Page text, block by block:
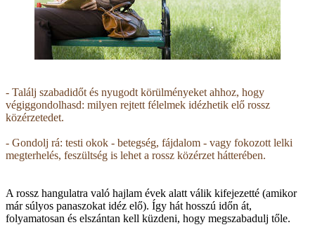
- Találj szabadidőt és nyugodt körülményeket ahhoz, hogy
végiggondolhasd: milyen rejtett félelmek idézhetik elő rossz
közérzetedet.
- Gondolj rá: testi okok - betegség, fájdalom - vagy fokozott lelki
megterhelés, feszültség is lehet a rossz közérzet hátterében.
A rossz hangulatra való hajlam évek alatt válik kifejezetté (amikor
már súlyos panaszokat idéz elő). Így hát hosszú időn át,
folyamatosan és elszántan kell küzdeni, hogy megszabadulj tőle.